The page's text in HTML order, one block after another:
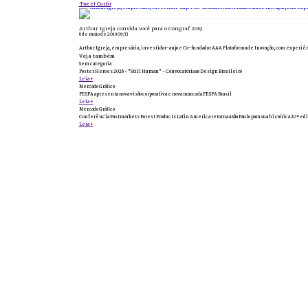
Tweet Curtir
Arthur Igreja convida você para o Congraf 2019
6 de maio de 2019 09:33
Arthur Igreja, empresário, investidor-anjo e Co-fundador AAA Plataforma de Inovação, com
Veja também
Sem categoria
Poster Heroes 2026 – "Still Human" - Convocatória ao Design Brasileiro
Leia +
Mercado Gráfico
FESPA apresenta nova visão corporativa e nova marca da FESPA Brasil
Leia +
Mercado Gráfico
Conferência Fastmarkets Forest Products Latin America retorna a São Paulo para sua histórica 20ª
Leia +